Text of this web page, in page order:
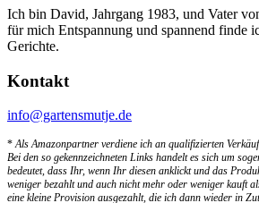
Ich bin David, Jahrgang 1983, und Vater
für mich Entspannung und spannend finde
Gerichte.
Kontakt
info@gartensmutje.de
*Als Amazonpartner verdiene ich an qualifizierten
Bei den so gekennzeichneten Links handelt es sich um
bedeutet, dass Ihr, wenn Ihr diesen anklickt und das
weniger bezahlt und auch nicht mehr oder weniger kauft
eine kleine Provision ausgezahlt, die ich dann wieder in